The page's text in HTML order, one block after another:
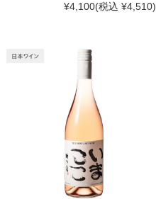
¥4,100(税込 ¥4,510)